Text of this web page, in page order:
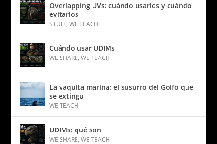
Overlapping UVs: cuándo usarlos y cuándo
evitarlos
STUFF,WE TEACH
Cuándo usar UDIMs
WE SHARE,WE TEACH
La vaquita marina: el susurro del Golfo que
se extingu
WE TEACH
UDIMs: qué son
WE SHARE,WE TEACH